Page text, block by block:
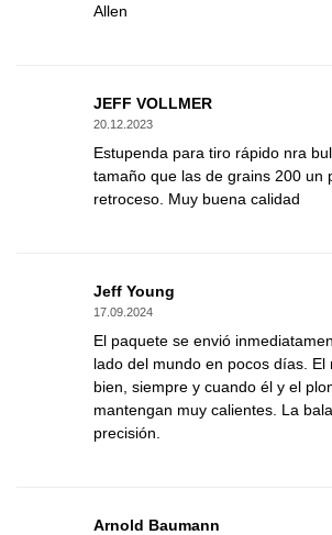
Allen
JEFF VOLLMER
20.12.2023
Estupenda para tiro rápido nra
tamaño que las de grains 200 un
retroceso. Muy buena calidad
Jeff Young
17.09.2024
El paquete se envió
lado del mundo en pocos días. El
bien, siempre y cuando él y el
mantengan muy calientes. La
precisión.
Arnold Baumann